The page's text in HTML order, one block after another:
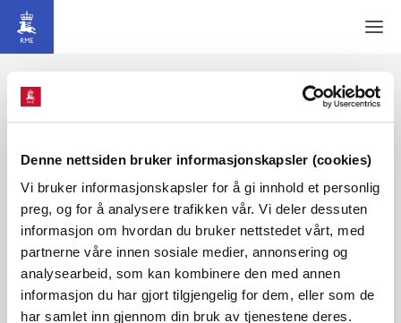
Denne nettsiden bruker informasjonskapsler (cookies)
Vi bruker informasjonskapsler for å gi innhold et personlig
preg, og for å analysere trafikken vår. Vi deler dessuten
informasjon om hvordan du bruker nettstedet vårt, med
partnerne våre innen sosiale medier, annonsering og
analysearbeid, som kan kombinere den med annen
informasjon du har gjort tilgjengelig for dem, eller som de
har samlet inn gjennom din bruk av tjenestene deres.
Gå til hovedinnhold
Forside
Godkjente prosjekter i RMEs
finansieringsordning for FoU